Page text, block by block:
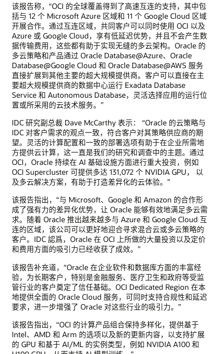
该报告称，“OCI 的全球覆盖得到了高速互连的支持，其中包
括与 12 个 Microsoft Azure 区域和 11 个 Google Cloud 区域
开展合作。通过互连区域，共同客户可以同时使用 OCI 以及
Azure 或 Google Cloud，享有低延迟优势，并且不会产生数
据传输费用，这些都有助于实现无缝的多云架构。Oracle 的
多云策略和产品通过 Oracle Database@Azure、Oracle
Database@Google Cloud 和 Oracle Database@AWS 服务
直接扩展到其他主要的超大规模提供商。客户可以直接在主
要超大规模提供商的数据中心运行 Exadata Database
Service 和 Autonomous Database，灵活选择应用的运行位
置或所采用的云技术服务。”
IDC 研究副总裁 Dave McCarthy 表示： “Oracle 的云策略与
IDC 对客户需求的观点一致，符合客户对其策略供应商的期
望。灵活的计算配置和一致的部署选项有助于在企业所需地
方提供云计算，这一直是我们的研究和调查中的主题。通过
OCI，Oracle 持续在 AI 基础设施方面进行重大投资，例如
OCI Supercluster 可提供多达 131,072 个 NVIDIA GPU， 以
及多云解决方案，有助于打造差异化的云体验。”
该报告指出，“与 Microsoft、Google 和 Amazon 的合作形
成了强有力的差异化优势，让 Oracle 能够有效地满足多云需
求。随着 Oracle 推出越来越多与 Azure 和 Google Cloud 互
连的区域，该公司可以更好地迎合寻求混合云或多云策略的
客户。IDC 認爲，Oracle 在 OCI 上所做的大量投资以及定价
和费用方面的吸引力已经收获了成效。”
该报告补充道，“Oracle 在企业软件和数据库方面的丰富经
验，为长期客户，特别是金融服务、医疗卫生和政府等受监
管行业的客户奠定了信任基础。OCI Dedicated Region 在本
地提供全面的 Oracle Cloud 服务，可同时支持合规性和延迟
要求，进一步增强了 Oracle 对这些行业的吸引力。”
该报告指出，“OCI 的计算产品组合保持多样化，提供基于
Intel、AMD 和 Arm 的选项以及新的更新内容，以支持扩展
的 GPU 和基于 AI/ML 的实例类型，例如 NVIDIA A100 和